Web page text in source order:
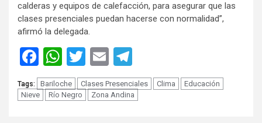
calderas y equipos de calefacción, para asegurar que las
clases presenciales puedan hacerse con normalidad”,
afirmó la delegada.
Facebook
WhatsApp
Twitter
Email
Tags: Bariloche Clases Presenciales Clima
Educación
Nieve
Río Negro Zona Andina